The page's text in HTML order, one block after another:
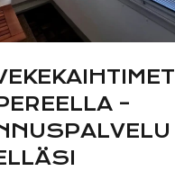
–